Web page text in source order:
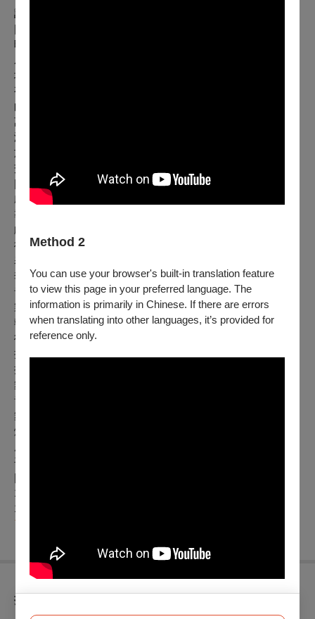
Method 2
You can use your browser's built-in translation feature
to view this page in your preferred language. The
information is primarily in Chinese. If there are errors
when translating into other languages, it’s provided for
reference only.
計畫主持人。
| 團隊介紹 |
曉劇場
場」。創作涵括《燕子》、《焦土》等社會議題相關之作，亦
有改編自張曼娟、黃春明、三島由紀夫、宮部美幸等文學大家
的文學改編系列，以及鬼怪系列《夏日微涼夜話》。曉劇場以
萬華為基地，開設社區戲劇班並發表《水獺計畫》，同時和南
海發展中心發展共融劇場為身心障礙者提供戲劇課程。近年來
於萬華在地舉辦「艋舺國際舞蹈節」，提供國內外舞蹈家藝術
交流與展演的平台。
| 製作名單 |
劇作家暨創作顧問／黃春明
導演／鍾伯淵
戲劇構作／吳緯婷
魯凱文化顧問／台邦・撒沙勒
表演者／柯玉玲、韋以丞、Arase阿拉斯、鄭詠元、陳家誼、
李廷羿、謝承瑜、張婉庭、陳再輝（聲音演出）、李保康（聲
音演出）
製作人／李孟融、葉育伶
執行製作／李雅涵
魯凱族語劇本翻譯／馮玉如
排練指導／曾珮
排練助理／張家嘉
舞台監督／陳立婷
音樂設計／陳明儀
舞台設計／林仕倫
燈光設計／戴寀如
平面設計／劉玉璐
| 巡演場次 |
10/21(五)-10/23(日) 臺北萬座曉劇場
11/27(日) 屏東藝術館
了解更多
折扣方案